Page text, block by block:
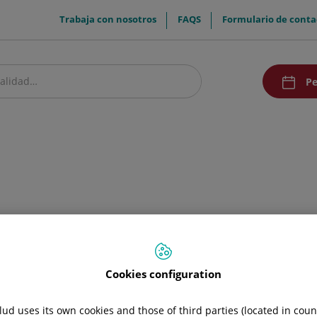
menuTop
Trabaja con nosotros FAQS Formulario de
Cookies configuration
uses its own cookies and those of third parties (located in